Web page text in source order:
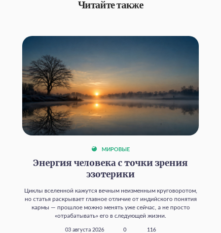
Читайте также
МИРОВЫЕ
Энергия человека с точки зрения
эзотерики
Циклы вселенной кажутся вечным неизменным круговоротом,
но статья раскрывает главное отличие от индийского понятия
кармы — прошлое можно менять уже сейчас, а не просто
«отрабатывать» его в следующей жизни.
03 августа 2026 0 116